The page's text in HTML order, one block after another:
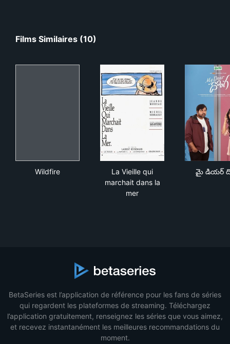
Films Similaires (10)
Wildfire
La Vieille qui
marchait dans la
mer
మై డియర్
BetaSeries est l’application de référence pour les fans de séries
qui regardent les plateformes de streaming. Téléchargez
l’application gratuitement, renseignez les séries que vous aimez,
et recevez instantanément les meilleures recommandations du
moment.